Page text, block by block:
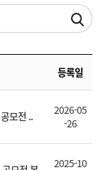
등록일
모전 ..
2026-05
-26
2025-10